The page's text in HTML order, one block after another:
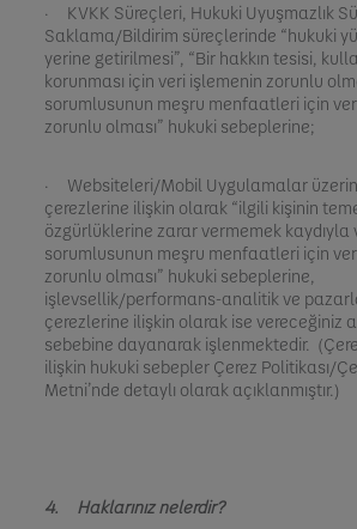
· KVKK Süreçleri, Hukuki Uyuşmazlık
Saklama/Bildirim süreçlerinde “hukuki
yerine getirilmesi”, “Bir hakkın tesisi,
korunması için veri işlemenin zorunlu
sorumlusunun meşru menfaatleri için
zorunlu olması” hukuki sebeplerine;
· Websiteleri/Mobil Uygulamalar
çerezlerine ilişkin olarak “ilgili kişinin
özgürlüklerine zarar vermemek kaydıyla
sorumlusunun meşru menfaatleri için
zorunlu olması” hukuki sebeplerine,
işlevsellik/performans-analitik ve
çerezlerine ilişkin olarak ise vereceğiniz
sebebine dayanarak işlenmektedir.
ilişkin hukuki sebepler Çerez Politikası/
Metni’nde detaylı olarak açıklanmıştır.)
4. Haklarınız nelerdir?